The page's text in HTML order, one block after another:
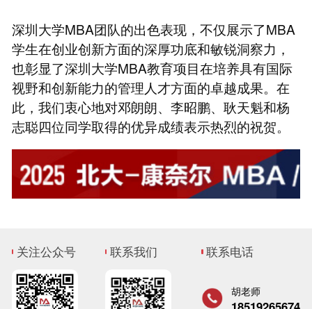
深圳大学MBA团队的出色表现，不仅展示了MBA
学生在创业创新方面的深厚功底和敏锐洞察力，
也彰显了深圳大学MBA教育项目在培养具有国际
视野和创新能力的管理人才方面的卓越成果。在
此，我们衷心地对邓朗朗、李昭鹏、耿天魁和杨
志聪四位同学取得的优异成绩表示热烈的祝贺。
关注公众号 联系我们 联系电话
胡老师